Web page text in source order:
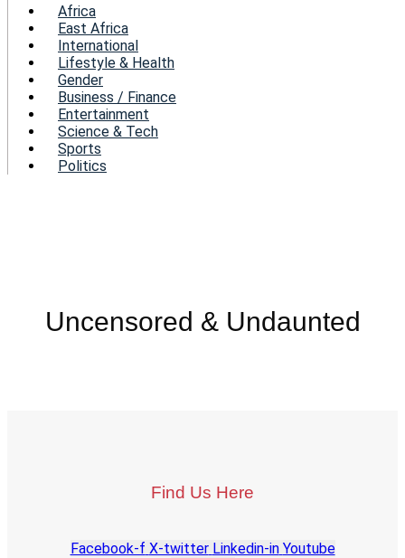
Menu
Africa
East Africa
International
Lifestyle & Health
Gender
Business / Finance
Entertainment
Science & Tech
Sports
Politics
Uncensored & Undaunted
Find Us Here
Facebook-f X-twitter Linkedin-in Youtube